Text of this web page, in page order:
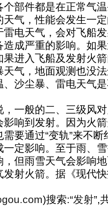
个部件都是在正常气
天气，性能会发生一
雷电天气，会对飞船
造成严重的影响。如
果进入飞船及发射火
天气，地面观测也没
、沙尘暴、雷电天气
般的二、三级风对
影响到发射。因为火
要通过“变轨”来不
一定影响。至于雨、
，但雨雪天气会影响
发射火箭。据《现代
)搜索:“发射”,